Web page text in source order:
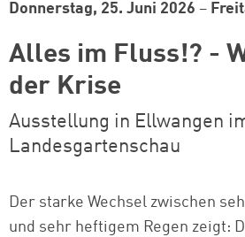
Donnerstag, 25. Juni 2026 –
Alles im Fluss!? -
der Krise
Ausstellung in Ellwangen
Landesgartenschau
Der starke Wechsel zwischen
und sehr heftigem Regen zeigt: